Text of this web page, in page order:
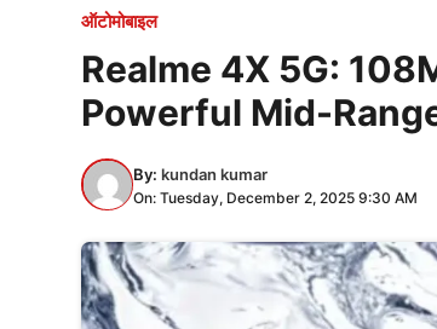
ऑटोमोबाइल
Realme 4X 5G:
Powerful Mid-
By: kundan kumar
On: Tuesday, December 2, 2025 9:30 AM